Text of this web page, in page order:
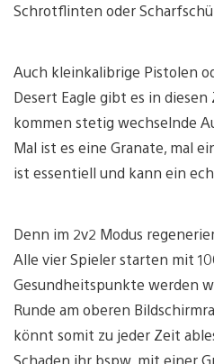
Schrotflinten oder
Auch kleinkalibrige Pistolen
Desert Eagle gibt es in diesen
kommen stetig wechselnde
Mal ist es eine Granate, mal
ist essentiell und kann ein
Denn im 2v2 Modus
Alle vier Spieler starten mit
Gesundheitspunkte werden
Runde am oberen
könnt somit zu jeder Zeit